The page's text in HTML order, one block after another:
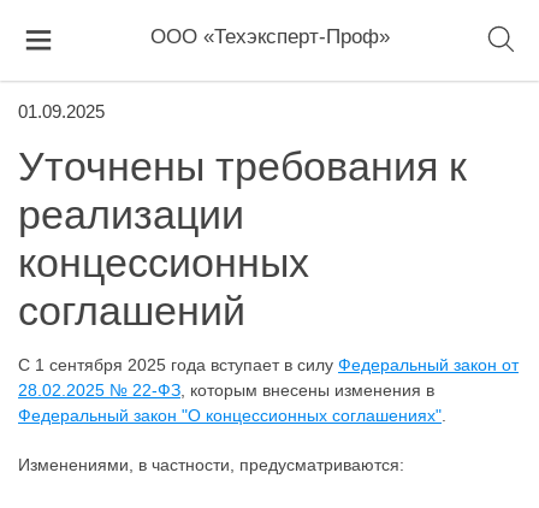
ООО «Техэксперт-Проф»
01.09.2025
Уточнены требования к
реализации
концессионных
соглашений
С 1 сентября 2025 года вступает в силу Федеральный закон от
28.02.2025 № 22-ФЗ , которым внесены изменения в
Федеральный закон "О концессионных соглашениях"
Изменениями, в частности, предусматриваются: